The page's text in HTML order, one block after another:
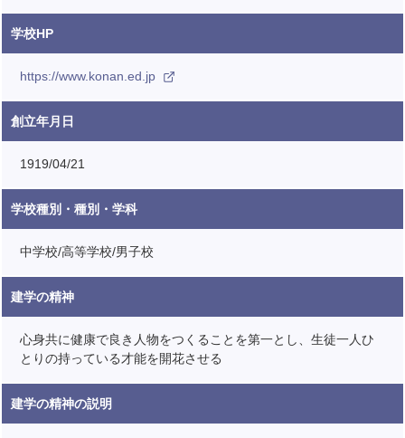
学校HP
https://www.konan.ed.jp
創立年月日
1919/04/21
学校種別・種別・学科
中学校/高等学校/男子校
建学の精神
心身共に健康で良き人物をつくることを第一とし、生徒一人ひ
とりの持っている才能を開花させる
建学の精神の説明